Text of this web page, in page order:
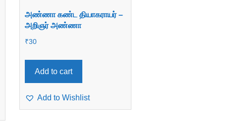
அண்ணா கண்ட தியாகராயர் –
அறிஞர் அண்ணா
₹30
Add to cart
Add to Wishlist